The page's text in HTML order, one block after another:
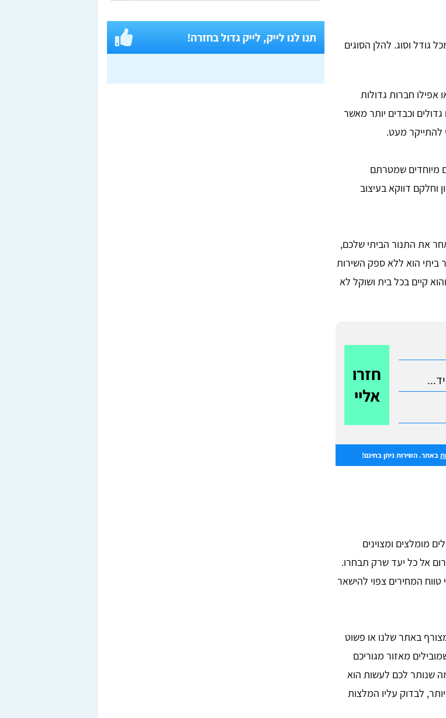
גודל וסוג. להלן הסוגים
חברות גדולות
וכבדים יותר מאשר
להתייקר מעט.
מיוחדים שמטרתם
וחלקם דווקא בעיצוב
את התנור הביתי שלכם,
ביתי הוא ללא ספק השירות
קיים בכל בית ושוקל לא
חזרו
אליי
באתר. השירות ניתן בחינם!
מומלצים ומצוינים
אל כל יעד שרק תבחרו.
המחירים צפוי להישאר
באתר שלנו או פשוט
מאזור מגוריכם
שנותר לכם לעשות הוא
לבדוק עליו המלצות
תנו לנו לייק, לייק גדול בחזרה!